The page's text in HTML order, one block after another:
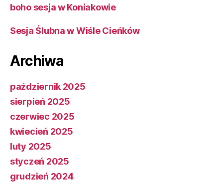
boho sesja w Koniakowie
Sesja Ślubna w Wiśle Cieńków
Archiwa
październik 2025
sierpień 2025
czerwiec 2025
kwiecień 2025
luty 2025
styczeń 2025
grudzień 2024